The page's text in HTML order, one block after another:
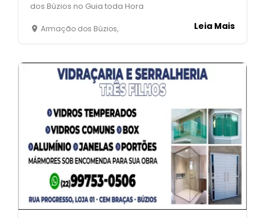
dos Búzios no Guia toda Hora
Armação dos Búzios, Leia Mais